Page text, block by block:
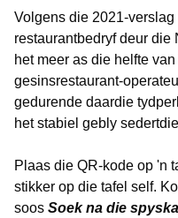
Volgens die 2021-
restaurantbedryf deur
het meer as die helfte
gesinsrestaurant-
gedurende daardie
het stabiel gebly
Plaas die QR-kode op 'n
stikker op die tafel self.
soos Soek na die